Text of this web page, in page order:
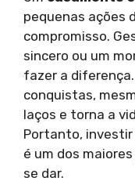
pequenas ações
compromisso.
sincero ou um
fazer a
conquistas,
laços e torna a
Portanto, investir
é um dos
se dar.